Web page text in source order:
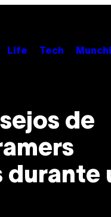
Life Tech
de
durante